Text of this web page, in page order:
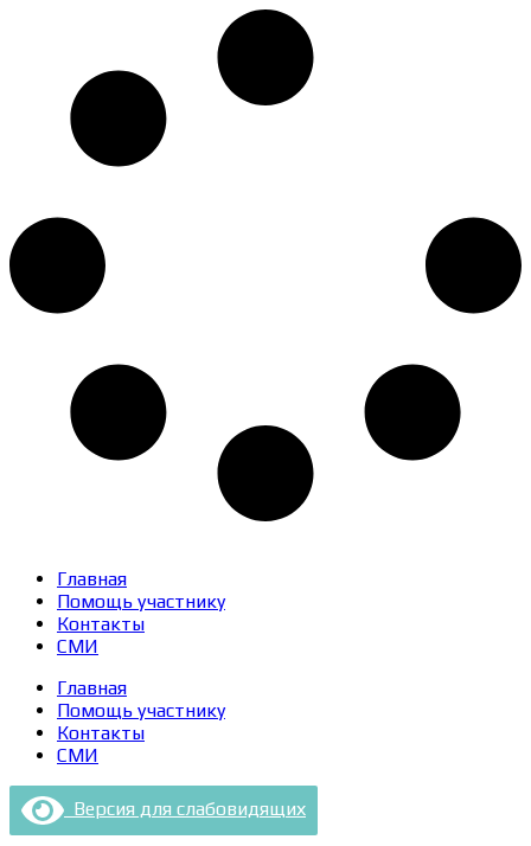
Главная
Помощь участнику
Контакты
СМИ
Главная
Помощь участнику
Контакты
СМИ
Версия для слабовидящих